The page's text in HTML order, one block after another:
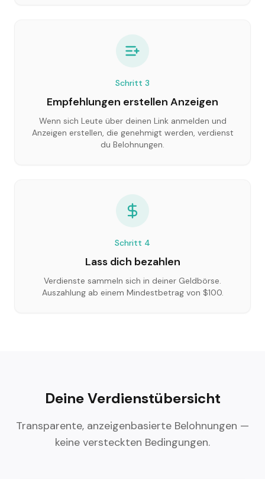
Schritt 3
Empfehlungen erstellen Anzeigen
Wenn sich Leute über deinen Link anmelden und
Anzeigen erstellen, die genehmigt werden, verdienst
du Belohnungen.
Schritt 4
Lass dich bezahlen
Verdienste sammeln sich in deiner Geldbörse.
Auszahlung ab einem Mindestbetrag von $100.
Deine Verdienstübersicht
Transparente, anzeigenbasierte Belohnungen —
keine versteckten Bedingungen.